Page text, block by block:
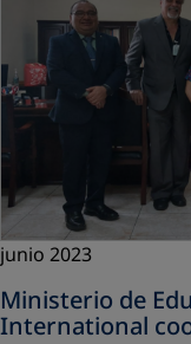
junio 2023
Ministerio de
International